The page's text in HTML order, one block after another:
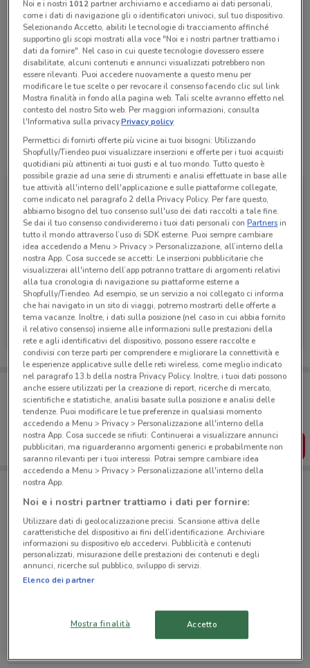
Chiama il negozio
Aperto
Lunedì 09:00 / 17:30 - 09:30 / 20:00
Martedì 09:00 / 17:30 - 09:30 / 20:00
Mercoledì 09:00 / 17:30 - 09:30 / 20:00
Giovedì 09:00 / 17:30 - 09:30 / 20:00
Venerdì 09:00 / 17:30 - 09:30 / 20:00
Sabato 09:30 / 20:00
Domenica 10:00 / 20:00
081 19936200
Tutte le promozioni di questo negozio
Mondo Camerette
Scade il 30/11
Porta DoveConviene sempre con te!
Puoi trovare le migliori offerte dei negozi vicino a te,
salvarle e creare la tua lista del risparmio, comodamente
dal tuo cellulare.
SCARICA L’APP
Negozi Mondo Camerette a Pozzuoli
Via Antiniana, 115 Pozzuoli
Noi e i nostri 1012partner archiviamo e accediamo ai dati personali,
come i dati di navigazione gli o identificatori univoci, sul tuo dispositivo.
Selezionando Accetto, abiliti le tecnologie di tracciamento affinché
supportino gli scopi mostrati alla voce "Noi e i nostri partner trattiamo i
dati da fornire". Nel caso in cui queste tecnologie dovessero essere
disabilitate, alcuni contenuti e annunci visualizzati potrebbero non
essere rilevanti. Puoi accedere nuovamente a questo menu per
modificare le tue scelte o per revocare il consenso facendo clic sul link
Mostra finalità in fondo alla pagina web. Tali scelte avranno effetto nel
contesto del nostro Sito web. Per maggiori informazioni, consulta
l'Informativa sulla privacy.Privacy policy
Permettici di fornirti offerte più vicine ai tuoi bisogni: Utilizzando
Shopfully/Tiendeo puoi visualizzare inserzioni e offerte per i tuoi acquisti
quotidiani più attinenti ai tuoi gusti e al tuo mondo. Tutto questo è
possibile grazie ad una serie di strumenti e analisi effettuate in base alle
tue attività all'interno dell'applicazione e sulle piattaforme collegate,
come indicato nel paragrafo 2 della Privacy Policy. Per fare questo,
abbiamo bisogno del tuo consenso sull'uso dei dati raccolti a tale fine.
Se dai il tuo consenso condivideremo i tuoi dati personali conPartnersin
tutto il mondo attraverso l’uso di SDK esterne. Puoi sempre cambiare
idea accedendo a Menu > Privacy > Personalizzazione, all’interno della
nostra App. Cosa succede se accetti: Le inserzioni pubblicitarie che
visualizzerai all'interno dell’app potranno trattare di argomenti relativi
alla tua cronologia di navigazione su piattaforme esterne a
Shopfully/Tiendeo. Ad esempio, se un servizio a noi collegato ci informa
che hai navigato in un sito di viaggi, potremo mostrarti delle offerte a
tema vacanze. Inoltre, i dati sulla posizione (nel caso in cui abbia fornito
il relativo consenso) insieme alle informazioni sulle prestazioni della
rete e agli identificativi del dispositivo, possono essere raccolte e
condivisi con terze parti per comprendere e migliorare la connettività e
le esperienze applicative sulle delle reti wireless, come meglio indicato
nel paragrafo 13.b della nostra Privacy Policy. Inoltre, i tuoi dati possono
anche essere utilizzati per la creazione di report, ricerche di mercato,
scientifiche e statistiche, analisi basate sulla posizione e analisi delle
tendenze. Puoi modificare le tue preferenze in qualsiasi momento
accedendo a Menu > Privacy > Personalizzazione all'interno della
nostra App. Cosa succede se rifiuti: Continuerai a visualizzare annunci
pubblicitari, ma riguarderanno argomenti generici e probabilmente non
saranno rilevanti per i tuoi interessi. Potrai sempre cambiare idea
accedendo a Menu > Privacy > Personalizzazione all'interno della
nostra App.
Noi e i nostri partner trattiamo i dati per fornire:
Utilizzare dati di geolocalizzazione precisi. Scansione attiva delle
caratteristiche del dispositivo ai fini dell’identificazione. Archiviare
informazioni su dispositivo e/o accedervi. Pubblicità e contenuti
personalizzati, misurazione delle prestazioni dei contenuti e degli
annunci, ricerche sul pubblico, sviluppo di servizi.
Elenco dei partner
Mostra finalità Accetto